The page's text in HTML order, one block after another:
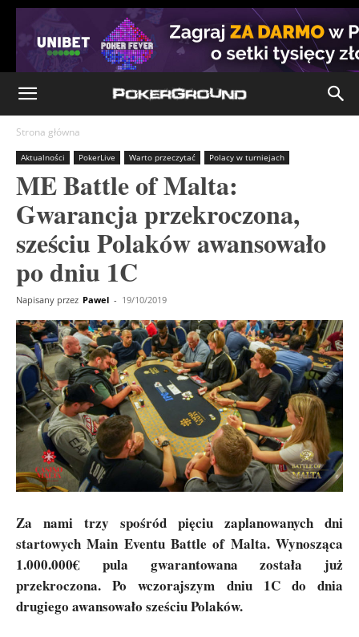
Strona główna
Aktualności PokerLive Warto przeczytać Polacy w turniejach
ME Battle of Malta:
Gwarancja przekroczona,
sześciu Polaków awansowało
po dniu 1C
Napisany przez Pawel - 19/10/2019
Za nami trzy spośród pięciu zaplanowanych dni
startowych Main Eventu Battle of Malta. Wynosząca
1.000.000€ pula gwarantowana została już
przekroczona. Po wczorajszym dniu 1C do dnia
drugiego awansowało sześciu Polaków.